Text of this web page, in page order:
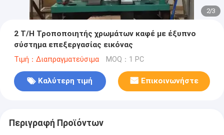
2/3
2 T/H Τροποποιητής χρωμάτων καφέ με έξυπνο
σύστημα επεξεργασίας εικόνας
Τιμή：Διαπραγματεύσιμα MOQ：1 PC
Καλύτερη τιμή Επικοινωνήστε
Περιγραφή Προϊόντων